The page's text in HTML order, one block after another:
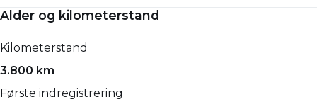
Alder og kilometerstand
Kilometerstand
3.800 km
Første indregistrering